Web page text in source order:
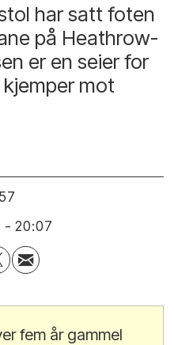
har satt foten
på Heathrow-
er en seier for
mot
- 20:07
fem år gammel